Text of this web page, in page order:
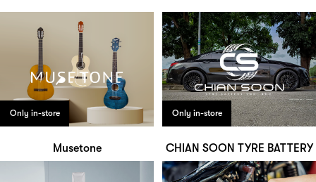
Only in-store
Musetone
Only in-store
CHIAN SOON TYRE BATTERY